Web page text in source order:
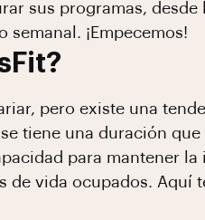
sus programas,
¡Empecemos!
pero existe una
tiene una duración que
para mantener la
vida ocupados. Aquí